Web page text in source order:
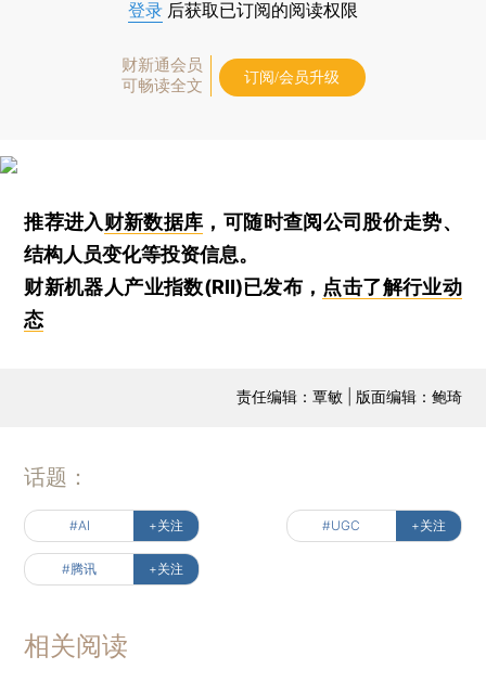
登录 后获取已订阅的阅读权限
财新通会员
可畅读全文
订阅/会员升级
推荐进入财新数据库 ，可随时查阅公司股价走势、
结构人员变化等投资信息。
财新机器人产业指数(RII)已发布， 点击了解行业动
态
责任编辑：覃敏 | 版面编辑：鲍琦
话题：
#AI +关注 #UGC +关注
#腾讯 +关注
相关阅读